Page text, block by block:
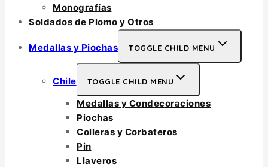
Monografías
Soldados de Plomo y Otros
Medallas y Piochas TOGGLE CHILD MENU
Chile TOGGLE CHILD MENU
Medallas y Condecoraciones
Piochas
Colleras y Corbateros
Pin
Llaveros